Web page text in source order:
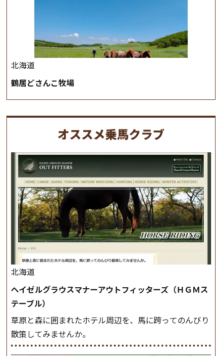
北海道
鶴居どさんこ牧場
オススメ乗馬クラブ
北海道
ヘイゼルグラウスマナーアウトフィッターズ（ＨＧＭス
テーブル）
草原と森に囲まれたホテル周辺を、馬に跨ってのんびり
散策してみませんか。